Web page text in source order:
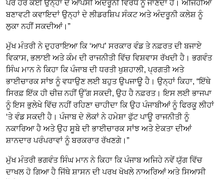
ਪਰ ਹਰ ਕੋਈ ਉਨ੍ਹਾਂ ਦੇ ਆਪਸੀ ਅੰਦਰੂਨੀ ਵਿਰੋਧ ਨੂੰ ਜਾਣਦਾ ਹੈ। ਅਜਿਹੀਆਂ
ਬਣਾਵਟੀ ਕਵਾਇਦਾਂ ਉਨ੍ਹਾਂ ਦੇ ਲੀਡਰਸ਼ਿਪ ਸੰਕਟ ਅਤੇ ਅੰਦਰੂਨੀ ਕਲੇਸ਼ ਨੂੰ
ਲੁਕਾ ਨਹੀਂ ਸਕਦੀਆਂ।”
ਮੁੱਖ ਮੰਤਰੀ ਨੇ ਦੁਹਰਾਇਆ ਕਿ ‘ਆਪ’ ਸਰਕਾਰ ਵੰਡ ਤੇ ਨਫ਼ਰਤ ਦੀ ਬਜਾਏ
ਵਿਕਾਸ, ਭਲਾਈ ਅਤੇ ਕੰਮ ਦੀ ਰਾਜਨੀਤੀ ਵਿੱਚ ਵਿਸ਼ਵਾਸ ਰੱਖਦੀ ਹੈ। ਭਗਵੰਤ
ਸਿੰਘ ਮਾਨ ਨੇ ਕਿਹਾ ਕਿ ਪੰਜਾਬ ਦੀ ਧਰਤੀ ਖੁਸ਼ਹਾਲੀ, ਪ੍ਰਗਤੀ ਅਤੇ
ਭਾਈਚਾਰਕ ਸਾਂਝ ਨੂੰ ਵਧਾਉਣ ਲਈ ਬਹੁਤ ਉਪਜਾਊ ਹੈ। ਉਨ੍ਹਾਂ ਕਿਹਾ, “ਇੱਥੇ
ਸਿਰਫ਼ ਇੱਕ ਹੀ ਚੀਜ਼ ਨਹੀਂ ਉੱਗ ਸਕਦੀ, ਉਹ ਹੈ ਨਫ਼ਰਤ। ਇਸ ਲਈ ਭਾਜਪਾ
ਨੂੰ ਇਸ ਭੁਲੇਖੇ ਵਿੱਚ ਨਹੀਂ ਰਹਿਣਾ ਚਾਹੀਦਾ ਕਿ ਉਹ ਪੰਜਾਬੀਆਂ ਨੂੰ ਫਿਰਕੂ ਲੀਹਾਂ
‘ਤੇ ਵੰਡ ਸਕਦੀ ਹੈ। ਪੰਜਾਬ ਦੇ ਲੋਕਾਂ ਨੇ ਹਮੇਸ਼ਾ ਫੁੱਟ ਪਾਊ ਰਾਜਨੀਤੀ ਨੂੰ
ਨਕਾਰਿਆ ਹੈ ਅਤੇ ਉਹ ਸੂਬੇ ਦੀ ਭਾਈਚਾਰਕ ਸਾਂਝ ਅਤੇ ਏਕਤਾ ਦੀਆਂ
ਸ਼ਾਨਦਾਰ ਪਰੰਪਰਾਵਾਂ ਨੂੰ ਬਰਕਰਾਰ ਰੱਖਣਗੇ।”
ਮੁੱਖ ਮੰਤਰੀ ਭਗਵੰਤ ਸਿੰਘ ਮਾਨ ਨੇ ਕਿਹਾ ਕਿ ਪੰਜਾਬ ਅਜਿਹੇ ਨਵੇਂ ਯੁੱਗ ਵਿੱਚ
ਦਾਖਲ ਹੋ ਗਿਆ ਹੈ ਜਿੱਥੇ ਸ਼ਾਸਨ ਦੀ ਪਰਖ ਖੋਖਲੇ ਨਾਅਰਿਆਂ ਅਤੇ ਸਿਆਸੀ